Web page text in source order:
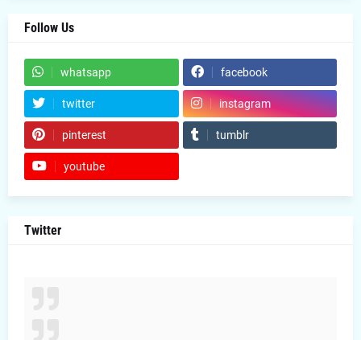
Follow Us
whatsapp facebook
twitter instagram
pinterest tumblr
youtube
Twitter